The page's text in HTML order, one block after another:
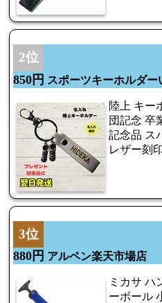
2位
850円 スポーツキーホルダー
陸上 キー
団記念 卒
記念品 ス
レザー刻
3位
880円 アルペン楽天市場店
ミカサ ハ
ーボール